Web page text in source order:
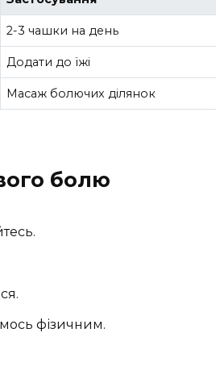
2-3 чашки на день
Додати до їжі
Масаж болючих ділянок
болю
фізичним.